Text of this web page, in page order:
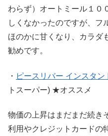
わらず）オートミール１０
しくなかったのですが、フ
ほのかに甘くなり、カラダ
勧めです。
・ ピースリバー インスタ
トスーパー) ★オススメ
物価の上昇はまだまだ続き
利用やクレジットカードの